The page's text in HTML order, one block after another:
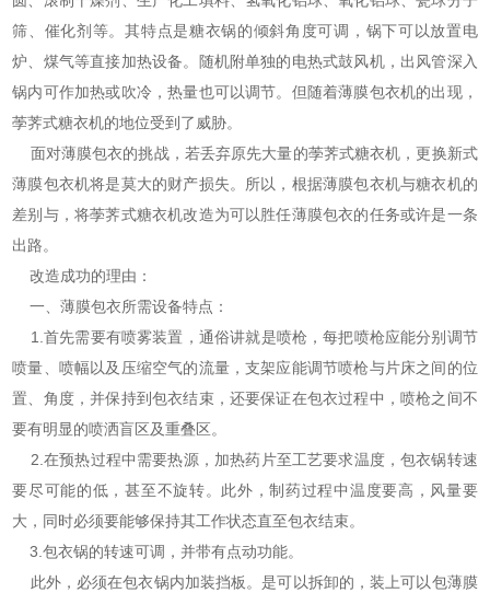
筛、催化剂等。其特点是糖衣锅的倾斜角度可调，锅下可以放置电
炉、煤气等直接加热设备。随机附单独的电热式鼓风机，出风管深入
锅内可作加热或吹冷，热量也可以调节。但随着薄膜包衣机的出现，
荸荠式糖衣机的地位受到了威胁。
面对薄膜包衣的挑战，若丢弃原先大量的荸荠式糖衣机，更换新式
薄膜包衣机将是莫大的财产损失。所以，根据薄膜包衣机与糖衣机的
差别与，将荸荠式糖衣机改造为可以胜任薄膜包衣的任务或许是一条
出路。
改造成功的理由：
一、薄膜包衣所需设备特点：
1.首先需要有喷雾装置，通俗讲就是喷枪，每把喷枪应能分别调节
喷量、喷幅以及压缩空气的流量，支架应能调节喷枪与片床之间的位
置、角度，并保持到包衣结束，还要保证在包衣过程中，喷枪之间不
要有明显的喷洒盲区及重叠区。
2.在预热过程中需要热源，加热药片至工艺要求温度，包衣锅转速
要尽可能的低，甚至不旋转。此外，制药过程中温度要高，风量要
大，同时必须要能够保持其工作状态直至包衣结束。
3.包衣锅的转速可调，并带有点动功能。
此外，必须在包衣锅内加装挡板。是可以拆卸的，装上可以包薄膜